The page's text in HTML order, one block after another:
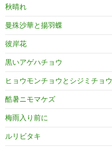
秋晴れ
曼殊沙華と揚羽蝶
彼岸花
黒いアゲハチョウ
ヒョウモンチョウとシジミチョウ
酷暑ニモマケズ
梅雨入り前に
ルリビタキ